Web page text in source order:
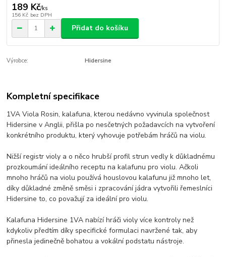
189 Kč/ks
156 Kč bez DPH
Přidat do košíku
Výrobce: Hidersine
Kompletní specifikace
1VA Viola Rosin, kalafuna, kterou nedávno vyvinula společnost
Hidersine v Anglii, přišla po nesčetných požadavcích na vytvoření
konkrétního produktu, který vyhovuje potřebám hráčů na violu.
Nižší registr violy a o něco hrubší profil strun vedly k důkladnému
prozkoumání ideálního receptu na kalafunu pro violu. Ačkoli
mnoho hráčů na violu používá houslovou kalafunu již mnoho let,
díky důkladné změně směsi i zpracování jádra vytvořili řemeslníci
Hidersine to, co považují za ideální pro violu.
Kalafuna Hidersine 1VA nabízí hráči violy více kontroly než
kdykoliv předtím díky specifické formulaci navržené tak, aby
přinesla jedinečně bohatou a vokální podstatu nástroje.